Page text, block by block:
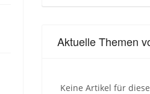
Aktuelle Themen
Keine Artikel für